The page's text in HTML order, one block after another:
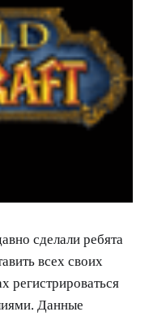
сделали ребята
всех своих
регистрироваться
Данные